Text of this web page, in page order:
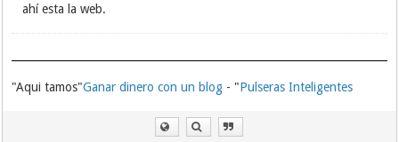
ahí esta la web.
"Aqui tamos"Ganar dinero con un blog - "Pulseras Inteligentes